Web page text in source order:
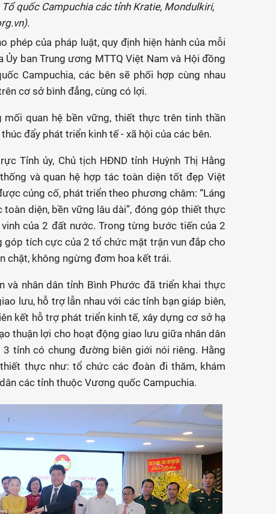
quốc Campuchia các tỉnh Kratie, Mondulkiri,
phép của pháp luật, quy định hiện hành của mỗi
ban Trung ương MTTQ Việt Nam và Hội đồng
Campuchia, các bên sẽ phối hợp cùng nhau
cơ sở bình đẳng, cùng có lợi.
quan hệ bền vững, thiết thực trên tinh thần
đẩy phát triển kinh tế - xã hội của các bên.
Tỉnh ủy, Chủ tịch HĐND tỉnh Huỳnh Thị Hằng
và quan hệ hợp tác toàn diện tốt đẹp Việt
củng cố, phát triển theo phương châm: “Láng
diện, bền vững lâu dài”, đóng góp thiết thực
của 2 đất nước. Trong từng bước tiến của 2
tích cực của 2 tổ chức mặt trận vun đắp cho
chặt, không ngừng đơm hoa kết trái.
và nhân dân tỉnh Bình Phước đã triển khai thực
lưu, hỗ trợ lẫn nhau với các tỉnh bạn giáp biên,
kết hỗ trợ phát triển kinh tế, xây dựng cơ sở hạ
thuận lợi cho hoạt động giao lưu giữa nhân dân
tỉnh có chung đường biên giới nói riêng. Hằng
thực như: tổ chức các đoàn đi thăm, khám
các tỉnh thuộc Vương quốc Campuchia.